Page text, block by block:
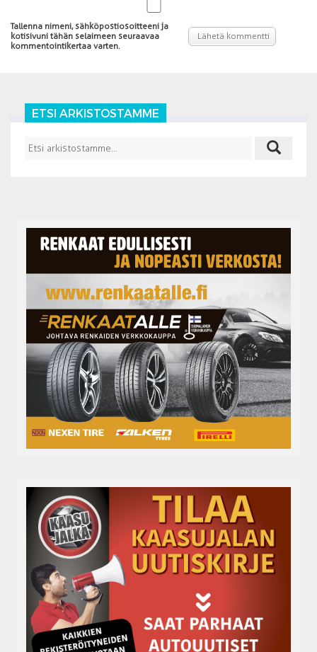
Tallenna nimeni, sähköpostiosoitteeni ja
kotisivuni tähän selaimeen seuraavaa
kommentointikertaa varten.
ETSI ARKISTOSTAMME